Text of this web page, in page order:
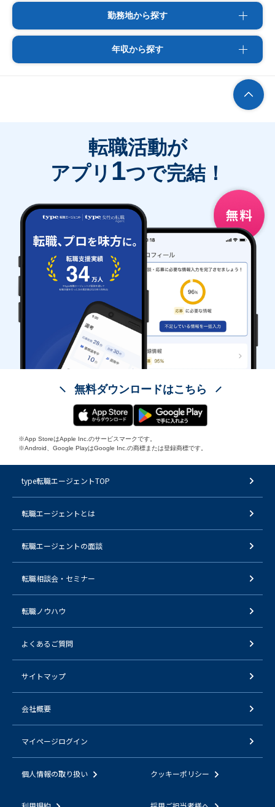
勤務地から探す
年収から探す
転職活動が
アプリ 1つで完結！
無料ダウンロードはこちら
※App StoreはApple Inc.のサービスマークです。
※Android、Google PlayはGoogle Inc.の商標または登録商標です。
type転職エージェントTOP
転職エージェントとは
転職エージェントの面談
転職相談会・セミナー
転職ノウハウ
よくあるご質問
サイトマップ
会社概要
マイページログイン
個人情報の取り扱い クッキーポリシー